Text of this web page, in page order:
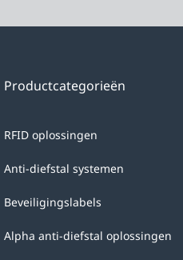
Productcategorieën
RFID oplossingen
Anti-diefstal systemen
Beveiligingslabels
Alpha anti-diefstal oplossingen